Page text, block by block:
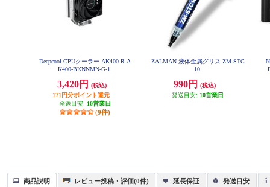
Deepcool CPUクーラー AK400 R-A
K400-BKNNMN-G-1
3,420円
(税込)
171円分ポイント還元
発送目安: 10営業日
(9件)
ZALMAN 液体金属グリス ZM-STC
10
990円
(税込)
発送目安: 10営業日
商品説明 レビュー投稿・評価(0件) 延長保証 発送目安